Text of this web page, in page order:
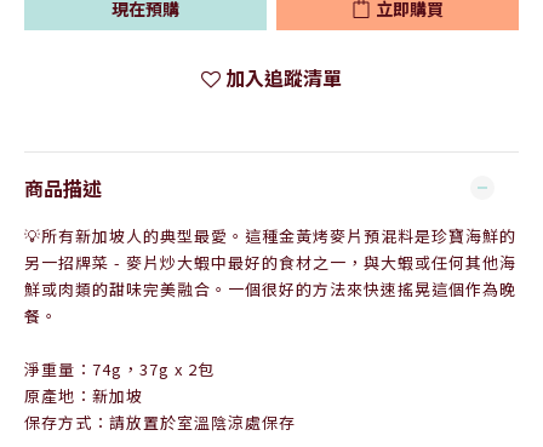
現在預購 立即購買
加入追蹤清單
商品描述
💡所有新加坡人的典型最愛。 這種金黃烤麥片預混料是珍寶海鮮的
另一招牌菜 - 麥片炒大蝦中最好的食材之一，與大蝦或任何其他海
鮮或肉類的甜味完美融合。一個很好的方法來快速搖晃這個作為晚
餐。
淨重量：74g，37g x 2包
原產地：新加坡
保存方式：請放置於室溫陰涼處保存